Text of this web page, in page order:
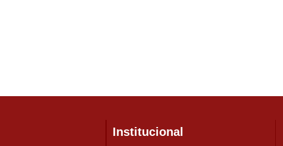
Institucional